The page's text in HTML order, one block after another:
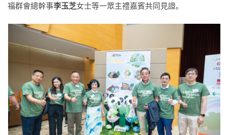
福群會總幹事李玉芝女士等一眾主禮嘉賓共同見證。